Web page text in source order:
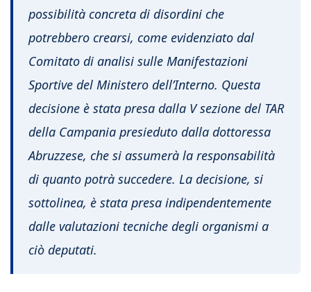
possibilità concreta di disordini che
potrebbero crearsi, come evidenziato dal
Comitato di analisi sulle Manifestazioni
Sportive del Ministero dell’Interno. Questa
decisione è stata presa dalla V sezione del TAR
della Campania presieduto dalla dottoressa
Abruzzese, che si assumerà la responsabilità
di quanto potrà succedere. La decisione, si
sottolinea, è stata presa indipendentemente
dalle valutazioni tecniche degli organismi a
ciò deputati.